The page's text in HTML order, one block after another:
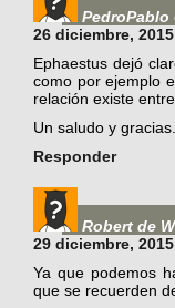
PedroPablo
26 diciembre,
Ephaestus dejó
como por ejemplo
relación existe entre
Un saludo y gracias.
Responder
Robert de
29 diciembre,
Ya que podemos
que se recuerden